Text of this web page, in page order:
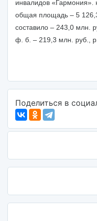
инвалидов «Гармония».
общая площадь – 5
составило – 243,0 млн.
ф. б. – 219,3 млн. руб.,
Поделиться в